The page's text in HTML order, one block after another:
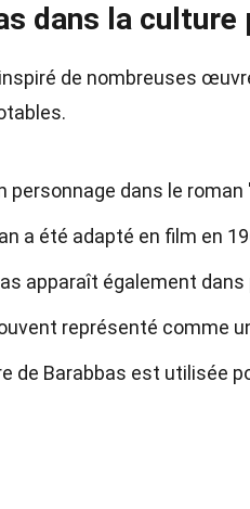
dans la culture
de nombreuses
personnage dans le
a été adapté en film en
apparaît également
représenté comme
de Barabbas est utilisée